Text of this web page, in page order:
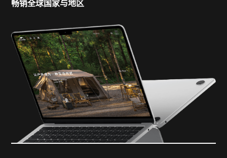
畅销全球国家与地区